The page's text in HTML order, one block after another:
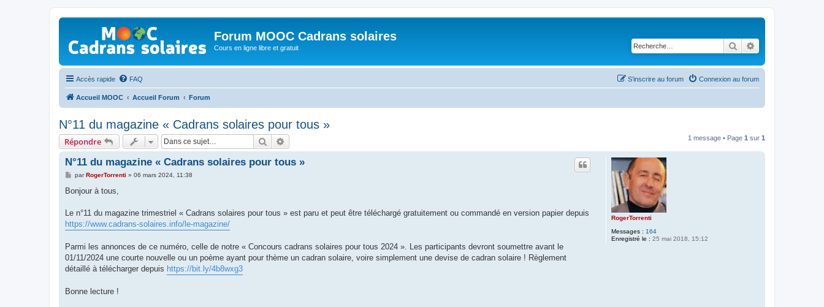
Forum MOOC Cadrans solaires
Cours en ligne libre et gratuit Rechercher
Accès rapide FAQ Connexion au forum
S’inscrire au forum
Accueil MOOC Accueil Forum Forum
N°11 du magazine « Cadrans solaires pour tous »
Répondre Rechercher 1 message • Page 1 sur 1
RogerTorrenti
Messages : 164
Enregistré le : 25 mai 2018, 15:12
N°11 du magazine « Cadrans solaires pour tous »
M
s
g
parRogerTorrenti » 06 mars 2024, 11:38
Bonjour à tous,
Le n°11 du magazine trimestriel « Cadrans solaires pour tous » est paru et peut être téléchargé gratuitement ou commandé en version papier depuis
https://www.cadrans-solaires.info/le-magazine/
Parmi les annonces de ce numéro, celle de notre « Concours cadrans solaires pour tous 2024 ». Les participants devront soumettre avant le
01/11/2024 une courte nouvelle ou un poème ayant pour thème un cadran solaire, voire simplement une devise de cadran solaire ! Règlement
détaillé à télécharger depuis https://bit.ly/4b8wxg3
Bonne lecture !